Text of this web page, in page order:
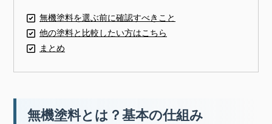
無機塗料を選ぶ前に確認すべきこと
他の塗料と比較したい方はこちら
まとめ
無機塗料とは？基本の仕組み